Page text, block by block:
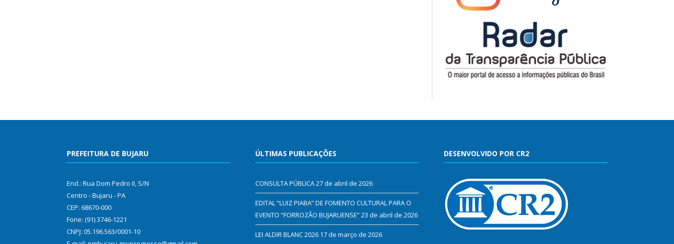
PREFEITURA DE BUJARU
End.: Rua Dom Pedro II, S/N
Centro - Bujaru - PA
CEP: 68670-000
Fone: (91) 3746-1221
CNPJ: 05.196.563/0001-10
ÚLTIMAS PUBLICAÇÕES
CONSULTA PÚBLICA27 de abril de 2026
EDITAL “LUIZ PIABA” DE FOMENTO CULTURAL PARA O
EVENTO “FORROZÃO BUJARUENSE”23 de abril de 2026
LEI ALDIR BLANC 2026 17 de março de 2026
DESENVOLVIDO POR CR2